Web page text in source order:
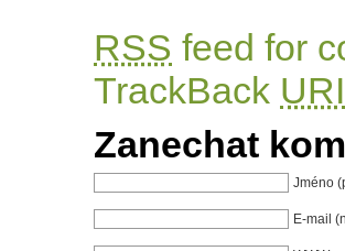
RSS feed for
TrackBack URI
Zanechat
Jméno
E-mail